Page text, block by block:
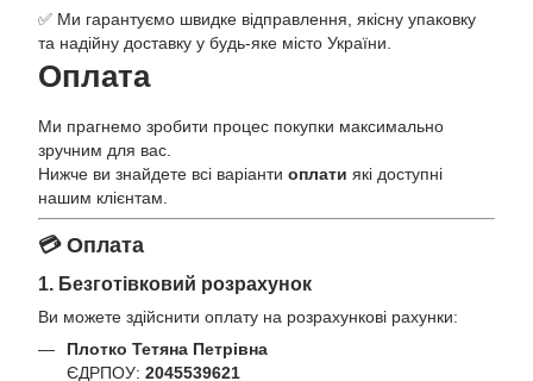
✅ Ми гарантуємо швидке відправлення, якісну упаковку
та надійну доставку у будь-яке місто України.
Оплата
Ми прагнемо зробити процес покупки максимально
зручним для вас.
Нижче ви знайдете всі варіанти оплати які доступні
нашим клієнтам.
💳 Оплата
1. Безготівковий розрахунок
Ви можете здійснити оплату на розрахункові рахунки:
Плотко Тетяна Петрівна
ЄДРПОУ: 2045539621